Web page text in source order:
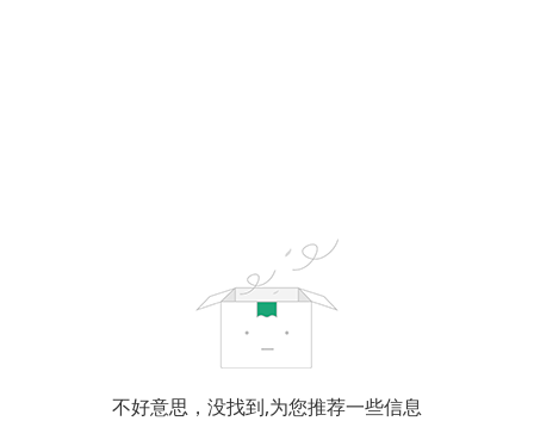
不好意思，没找到,为您推荐一些信息